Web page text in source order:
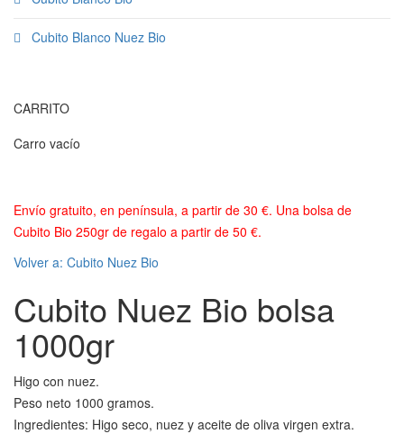
Cubito Blanco Nuez Bio
CARRITO
Carro vacío
Envío gratuito, en península, a partir de 30 €. Una bolsa de
Cubito Bio 250gr de regalo a partir de 50 €.
Volver a: Cubito Nuez Bio
Cubito Nuez Bio bolsa
1000gr
Higo con nuez.
Peso neto 1000 gramos.
Ingredientes: Higo seco, nuez y aceite de oliva virgen extra.